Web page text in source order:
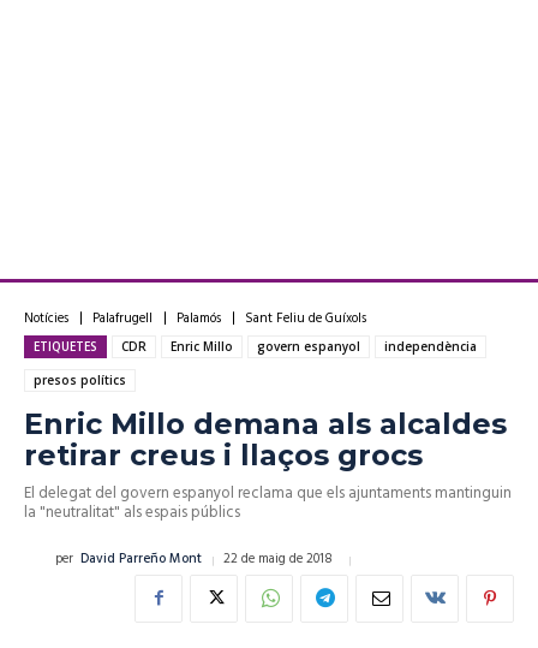
Notícies Palafrugell Palamós Sant Feliu de Guíxols
ETIQUETES CDR Enric Millo govern espanyol
independència
presos polítics
Enric Millo demana als alcaldes
retirar creus i llaços grocs
El delegat del govern espanyol reclama que els ajuntaments mantinguin
la "neutralitat" als espais públics
per David Parreño Mont 22 de maig de 2018